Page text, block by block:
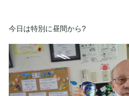
今日は特別に昼間から?